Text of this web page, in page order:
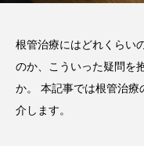
根管治療にはどれくらい
のか、こういった疑問を
か。 本記事では根管治療
介します。